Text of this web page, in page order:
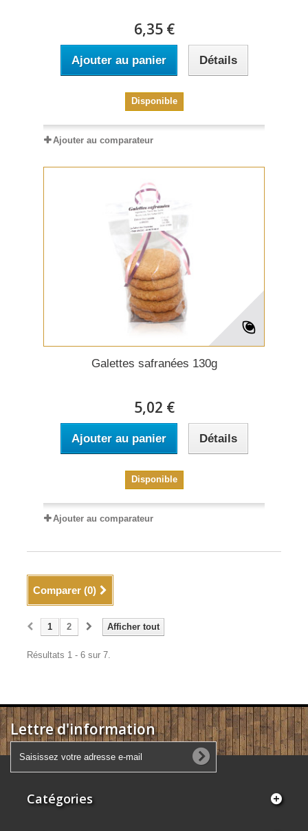
6,35 €
Ajouter au panier Détails
Disponible
Ajouter au comparateur
Galettes safranées 130g
5,02 €
Ajouter au panier Détails
Disponible
Ajouter au comparateur
Comparer (0)
Afficher tout
1 2
Résultats 1 - 6 sur 7.
Lettre d'information
Catégories